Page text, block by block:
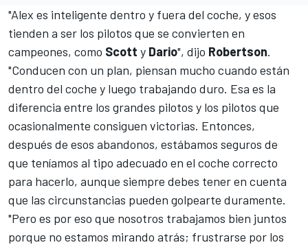
"Alex es inteligente dentro y fuera del coche, y esos
tienden a ser los pilotos que se convierten en
campeones, como Scott y Dario", dijo Robertson.
"Conducen con un plan, piensan mucho cuando están
dentro del coche y luego trabajando duro. Esa es la
diferencia entre los grandes pilotos y los pilotos que
ocasionalmente consiguen victorias. Entonces,
después de esos abandonos, estábamos seguros de
que teníamos al tipo adecuado en el coche correcto
para hacerlo, aunque siempre debes tener en cuenta
que las circunstancias pueden golpearte duramente.
"Pero es por eso que nosotros trabajamos bien juntos
porque no estamos mirando atrás; frustrarse por los